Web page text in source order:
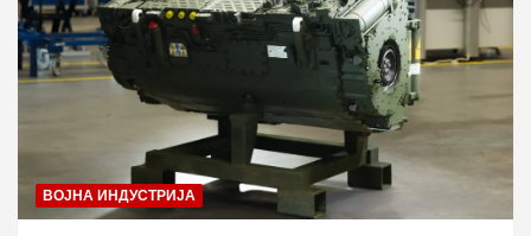
ВОЈНА ИНДУСТРИЈА